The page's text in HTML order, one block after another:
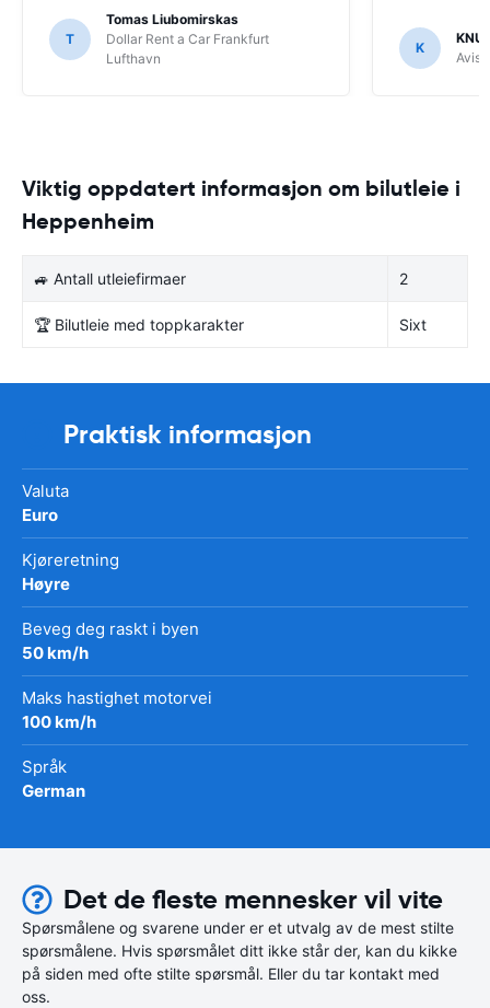
T
Tomas Liubomirskas
Dollar Rent a Car Frankfurt
Lufthavn
K
Avis
Viktig oppdatert informasjon om bilutleie i
Heppenheim
🚙 Antall utleiefirmaer 2
🏆 Bilutleie med toppkarakter Sixt
Praktisk informasjon
Valuta
Euro
Kjøreretning
Høyre
Beveg deg raskt i byen
50 km/h
Maks hastighet motorvei
100 km/h
Språk
German
Det de fleste mennesker vil vite
Spørsmålene og svarene under er et utvalg av de mest stilte
spørsmålene. Hvis spørsmålet ditt ikke står der, kan du kikke
på siden med ofte stilte spørsmål. Eller du tar kontakt med
oss.